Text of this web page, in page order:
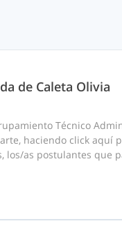
de Caleta Olivia
Técnico
haciendo click aquí
los/as postulantes que